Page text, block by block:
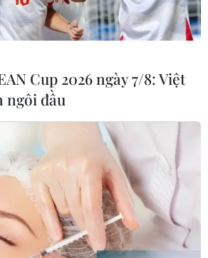
Cup 2026 ngày 7/8: Việt
ngôi đầu